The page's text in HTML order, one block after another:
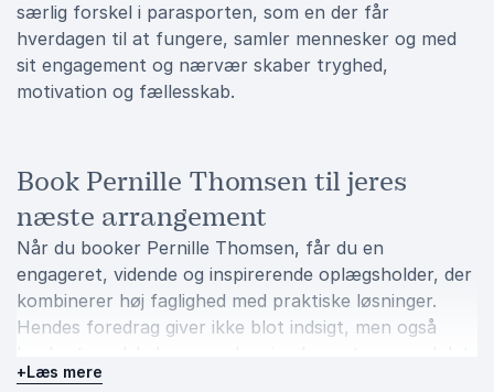
særlig forskel i parasporten, som en der får
hverdagen til at fungere, samler mennesker og med
sit engagement og nærvær skaber tryghed,
motivation og fællesskab.
Book Pernille Thomsen til jeres
næste arrangement
Når du booker Pernille Thomsen, får du en
engageret, vidende og inspirerende oplægsholder, der
kombinerer høj faglighed med praktiske løsninger.
Hendes foredrag giver ikke blot indsigt, men også
samme – til gavn for både børn, unge og voksne.
+Læs mere